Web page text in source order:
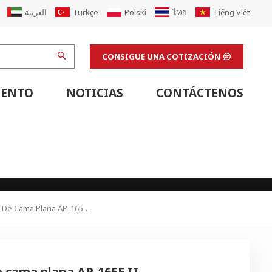
العربية Türkçe Polski ไทย Tiếng Việt
CONSIGUE UNA COTIZACIÓN
NOTICIAS CONTÁCTENOS
Troqueladora Automática De Cama Plana AP-165E II